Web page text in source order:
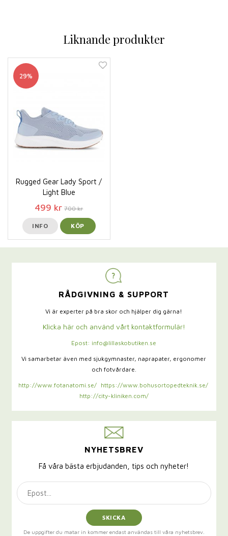
Liknande produkter
29%
Rugged Gear Lady Sport /
Light Blue
499 kr 700 kr
INFO KÖP
RÅDGIVNING & SUPPORT
Vi är experter på bra skor och hjälper dig gärna!
Klicka här och använd vårt kontaktformulär!
Epost: info@lillaskobutiken.se
Vi samarbetar även med sjukgymnaster, naprapater, ergonomer
och fotvårdare.
http://www.fotanatomi.se/
https://www.bohusortopedteknik.se/
http://city-kliniken.com/
NYHETSBREV
Få våra bästa erbjudanden, tips och nyheter!
SKICKA
De uppgifter du matar in kommer endast användas till våra nyhetsbrev.